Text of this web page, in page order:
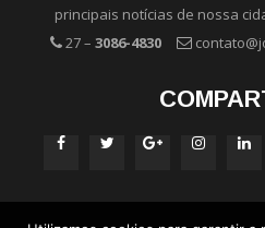
principais notícias de nossa
27 – 3086-4830